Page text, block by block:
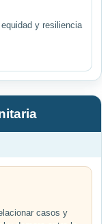
y resiliencia
casos y